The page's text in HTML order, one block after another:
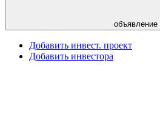
объявление
Добавить инвест. проект
Добавить инвестора